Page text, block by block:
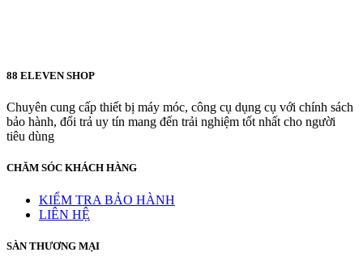
88 ELEVEN SHOP
Chuyên cung cấp thiết bị máy móc, công cụ dụng cụ với chính sách
bảo hành, đổi trả uy tín mang đến trải nghiệm tốt nhất cho người
tiêu dùng
CHĂM SÓC KHÁCH HÀNG
KIỂM TRA BẢO HÀNH
LIÊN HỆ
SÀN THƯƠNG MẠI